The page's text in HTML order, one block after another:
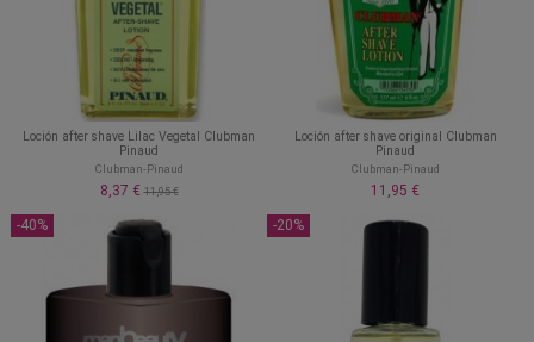
Loción after shave Lilac Vegetal Clubman
Pinaud
Clubman-Pinaud
8,37 €11,95 €
Loción after shave original Clubman
Pinaud
Clubman-Pinaud
11,95 €
-40% -20%